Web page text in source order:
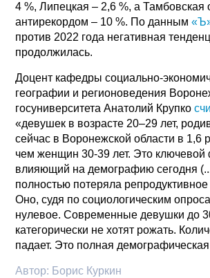
4 %, Липецкая – 2,6 %, а Тамбовская
антирекордом – 10 %. По данным
против 2022 года негативная
продолжилась.
Доцент кафедры социально-
географии и регионоведения
госуниверситета Анатолий Крупко
«девушек в возрасте 20–29 лет,
сейчас в Воронежской области в 1,6
чем женщин 30-39 лет. Это ключевой
влияющий на демографию сегодня
полностью потеряла
Оно, судя по социологическим
нулевое. Современные девушки до
категорически не хотят рожать.
падает. Это полная
Автор: Борис Куркин